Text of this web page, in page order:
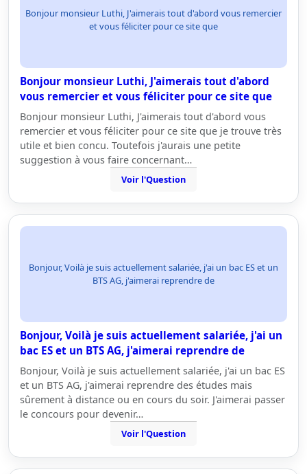
Bonjour monsieur Luthi, J'aimerais tout d'abord vous remercier
et vous féliciter pour ce site que
Bonjour monsieur Luthi, J'aimerais tout d'abord
vous remercier et vous féliciter pour ce site que
Bonjour monsieur Luthi, J'aimerais tout d'abord vous
remercier et vous féliciter pour ce site que je trouve très
utile et bien concu. Toutefois j'aurais une petite
suggestion à vous faire concernant…
Voir l'Question
Bonjour, Voilà je suis actuellement salariée, j'ai un bac ES et un
BTS AG, j'aimerai reprendre de
Bonjour, Voilà je suis actuellement salariée, j'ai un
bac ES et un BTS AG, j'aimerai reprendre de
Bonjour, Voilà je suis actuellement salariée, j'ai un bac ES
et un BTS AG, j'aimerai reprendre des études mais
sûrement à distance ou en cours du soir. J'aimerai passer
le concours pour devenir…
Voir l'Question